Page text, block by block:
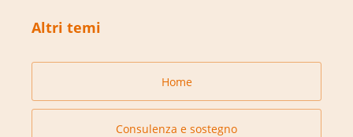
Altri temi
Home
Consulenza e sostegno